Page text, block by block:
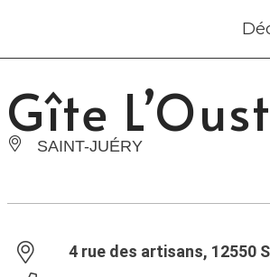
cookies
Gîte
SAINT-JUÉRY
4 rue des artisans, 12550